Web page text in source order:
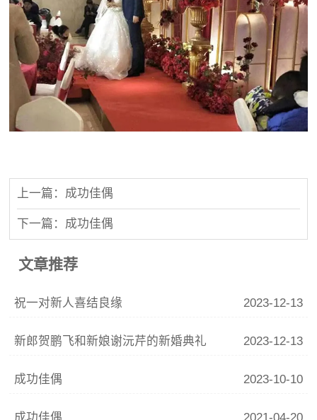
上一篇：成功佳偶
下一篇：成功佳偶
文章推荐
祝一对新人喜结良缘 2023-12-13
新郎贺鹏飞和新娘谢沅芹的新婚典礼 2023-12-13
成功佳偶 2023-10-10